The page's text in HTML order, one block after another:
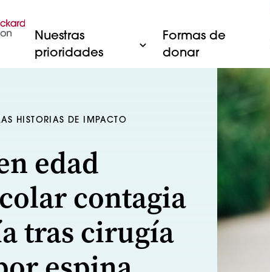
Nuestras
prioridades
Formas de
donar
HISTORIAS DE IMPACTO
edad
contagia
tras cirugía